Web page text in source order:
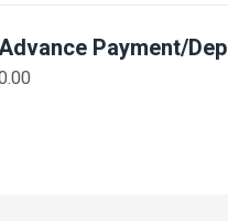
Payment/